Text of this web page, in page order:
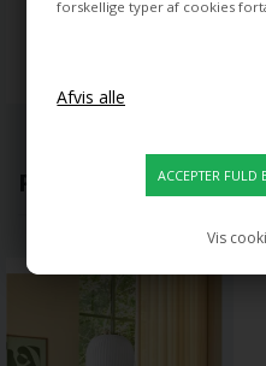
forskellige typer af cookies
Vis
BASE, ASK HVID
POPULÆRT LIGE NU